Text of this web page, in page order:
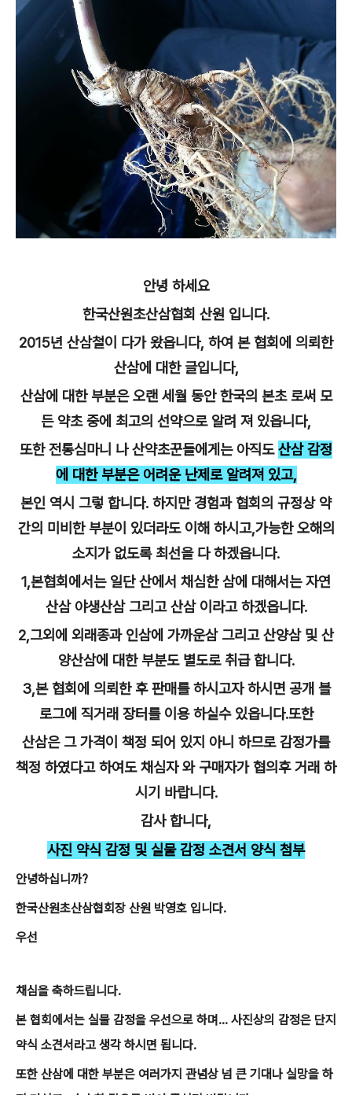
안녕 하세요
한국산원초산삼협회 산원 입니다.
2015년 산삼철이 다가 왔읍니다, 하여 본 협회에 의뢰한
산삼에 대한 글입니다,
산삼에 대한 부분은 오랜 세월 동안 한국의 본초 로써 모
든 약초 중에 최고의 선약으로 알려 져 있읍니다,
또한 전통심마니 나 산약초꾼들에게는 아직도산삼 감정
에 대한 부분은 어려운 난제로 알려져 있고,
본인 역시 그렇 합니다. 하지만 경험과 협회의 규정상 약
간의 미비한 부분이 있더라도 이해 하시고,가능한 오해의
소지가 없도록 최선을 다 하겠읍니다.
1,본협회에서는 일단 산에서 채심한 삼에 대해서는 자연
산삼 야생산삼 그리고 산삼 이라고 하겠읍니다.
2,그외에 외래종과 인삼에 가까운삼 그리고 산양삼 및 산
양산삼에 대한 부분도 별도로 취급 합니다.
3,본 협회에 의뢰한 후 판매를 하시고자 하시면 공개 블
로그에 직거래 장터를 이용 하실수 있읍니다.또한
산삼은 그 가격이 책정 되어 있지 아니 하므로 감정가를
책정 하였다고 하여도 채심자 와 구매자가 협의후 거래 하
시기 바랍니다.
감사 합니다,
사진 약식 감정 및 실물 감정 소견서 양식 첨부
안녕하십니까?
한국산원초산삼협회장 산원 박영호 입니다.
우선
채심을 축하드립니다.
본 협회에서는 실물 감정을 우선으로 하며... 사진상의 감정은 단지
약식 소견서라고 생각 하시면 됩니다.
또한 산삼에 대한 부분은 여러가지 관념상 넘 큰 기대나 실망을 하